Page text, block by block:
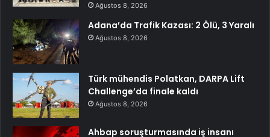
Ağustos 8, 2026
Adana’da Trafik Kazası: 2 Ölü, 3 Yaralı
Ağustos 8, 2026
Türk mühendis Polatkan, DARPA Lift
Challenge’da finale kaldı
Ağustos 8, 2026
Ahbap soruşturmasında iş insanı